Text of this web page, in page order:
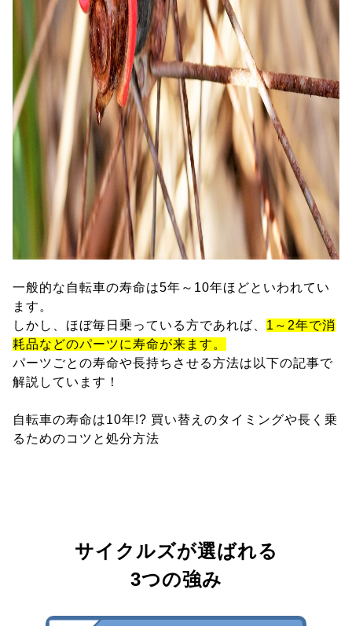
一般的な自転車の寿命は5年～10年ほどといわれてい
ます。
しかし、ほぼ毎日乗っている方であれば、 1～2年で消
耗品などのパーツに寿命が来ます。
パーツごとの寿命や長持ちさせる方法は以下の記事で
解説しています！
自転車の寿命は10年!? 買い替えのタイミングや長く乗
るためのコツと処分方法
サイクルズが選ばれる
3つの強み